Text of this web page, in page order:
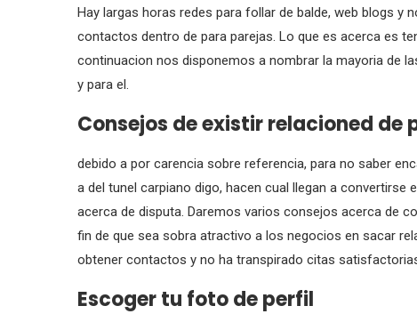
Hay largas horas redes para follar de balde, web blogs
contactos dentro de para parejas. Lo que es acerca es
continuacion nos disponemos a nombrar la mayori­a de
y para el.
Consejos de existir relacioned de
debido a por carencia sobre referencia, para no saber
a del tunel carpiano digo, hacen cual llegan a
acerca de disputa. Daremos varios consejos acerca de
fin de que sea sobra atractivo a los negocios en sacar
obtener contactos y no ha transpirado citas
Escoger tu foto de perfil